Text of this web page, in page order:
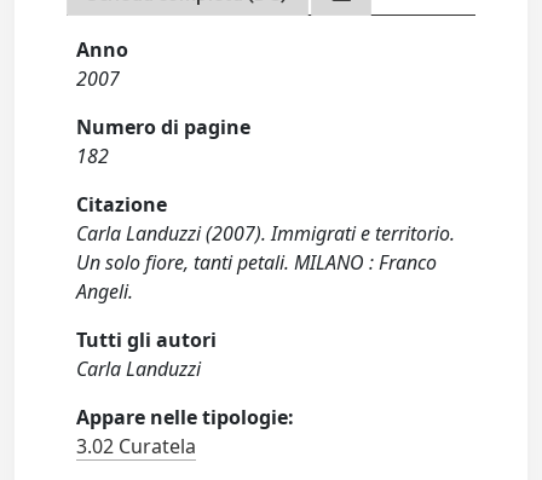
Anno
2007
Numero di pagine
182
Citazione
Carla Landuzzi (2007). Immigrati e territorio.
Un solo fiore, tanti petali. MILANO : Franco
Angeli.
Tutti gli autori
Carla Landuzzi
Appare nelle tipologie:
3.02 Curatela